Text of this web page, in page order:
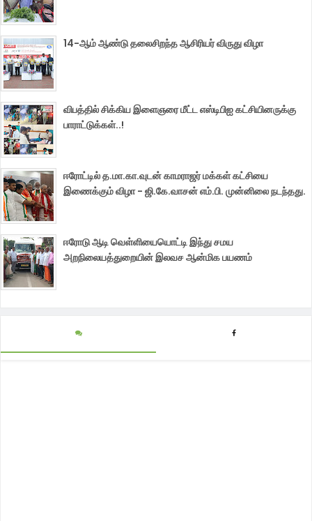
14-ஆம் ஆண்டு தலைசிறந்த ஆசிரியர் விருது விழா
விபத்தில் சிக்கிய இளைஞரை மீட்ட எஸ்டிபிஐ கட்சியினருக்கு
பாராட்டுக்கள்..!
ஈரோட்டில் த.மா.கா.வுடன் காமராஜர் மக்கள் கட்சியை
இணைக்கும் விழா - ஜி.கே.வாசன் எம்.பி. முன்னிலை நடந்தது.
ஈரோடு ஆடி வெள்ளியையொட்டி இந்து சமய
அறநிலையத்துறையின் இலவச ஆன்மிக பயணம்